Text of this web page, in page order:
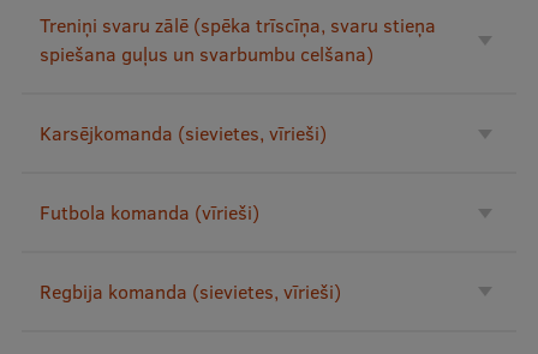
Starptautiskā sadarbība
Mobilitātes programmas
EURAXESS RSU kontaktpunkts
Treniņi svaru zālē (spēka trīscīņa, svaru stieņa
spiešana guļus un svarbumbu celšana)
Karsējkomanda (sievietes, vīrieši)
Futbola komanda (vīrieši)
Regbija komanda (sievietes, vīrieši)